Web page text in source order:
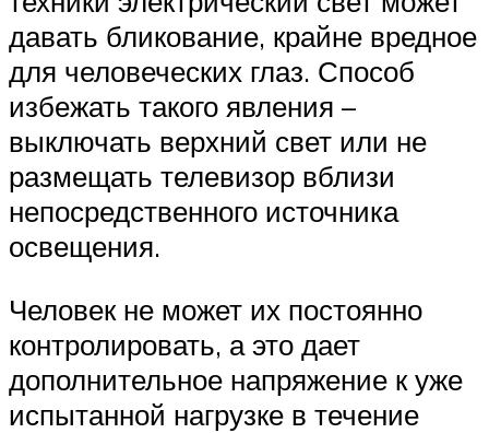
давать бликование, крайне вредное
для человеческих глаз. Способ
избежать такого явления –
выключать верхний свет или не
размещать телевизор вблизи
непосредственного источника
освещения.
Человек не может их постоянно
контролировать, а это дает
дополнительное напряжение к уже
испытанной нагрузке в течение